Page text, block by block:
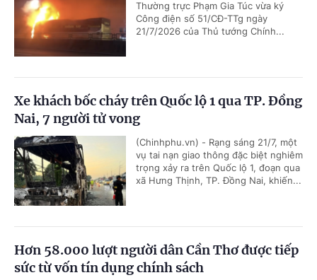
Thường trực Phạm Gia Túc vừa ký
Công điện số 51/CĐ-TTg ngày
21/7/2026 của Thủ tướng Chính...
Xe khách bốc cháy trên Quốc lộ 1 qua TP. Đồng
Nai, 7 người tử vong
(Chinhphu.vn) - Rạng sáng 21/7, một
vụ tai nạn giao thông đặc biệt nghiêm
trọng xảy ra trên Quốc lộ 1, đoạn qua
xã Hưng Thịnh, TP. Đồng Nai, khiến...
Hơn 58.000 lượt người dân Cần Thơ được tiếp
sức từ vốn tín dụng chính sách